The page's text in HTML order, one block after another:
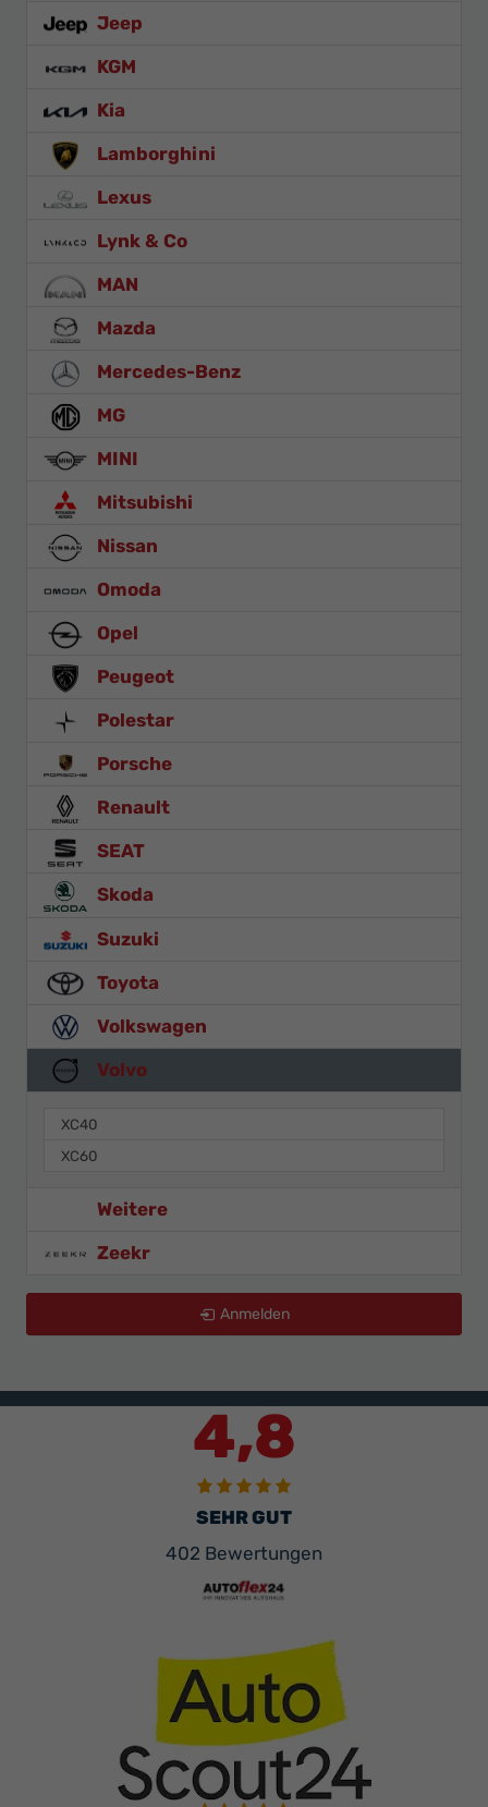
Jeep
KGM
Kia
Lamborghini
Lexus
Lynk & Co
MAN
Mazda
Mercedes-Benz
MG
MINI
Mitsubishi
Nissan
Omoda
Opel
Peugeot
Polestar
Porsche
Renault
SEAT
Skoda
Suzuki
Toyota
Volkswagen
Volvo
XC40
XC60
Weitere
Zeekr
Anmelden
4,8
SEHR GUT
402 Bewertungen